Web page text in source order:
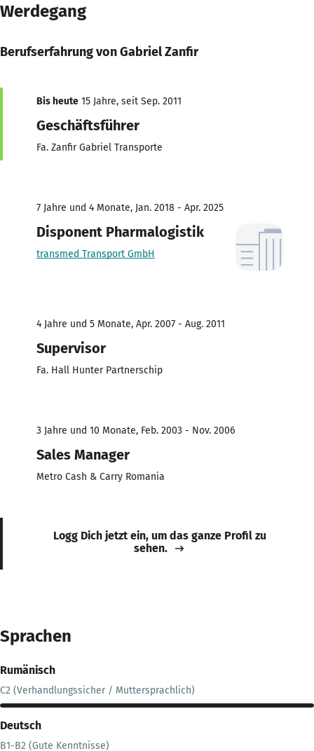
Werdegang
Berufserfahrung von Gabriel Zanfir
Bis heute 15 Jahre, seit Sep. 2011
Geschäftsführer
Fa. Zanfir Gabriel Transporte
7 Jahre und 4 Monate, Jan. 2018 - Apr. 2025
Disponent Pharmalogistik
transmed Transport GmbH
4 Jahre und 5 Monate, Apr. 2007 - Aug. 2011
Supervisor
Fa. Hall Hunter Partnerschip
3 Jahre und 10 Monate, Feb. 2003 - Nov. 2006
Sales Manager
Metro Cash & Carry Romania
Logg Dich jetzt ein, um das ganze Profil zu
sehen.
Sprachen
Rumänisch
C2 (Verhandlungssicher / Muttersprachlich)
Deutsch
B1-B2 (Gute Kenntnisse)